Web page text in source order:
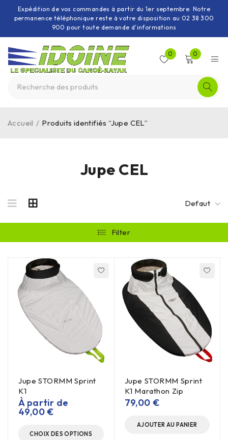
Expédition de vos commandes à partir du 1er septembre. Notre
permanence téléphonique reste à votre disposition au 02 38 300
900 pour toute demande d'informations
0 0
Jupe CEL
Accueil / Produits identifiés “Jupe CEL”
Defaut
Filter
Jupe STORMM Sprint
K1
À partir de
49,00€
CHOIX DES OPTIONS
Jupe STORMM Sprint
K1 Marathon Zip
79,00 €
AJOUTER AU PANIER